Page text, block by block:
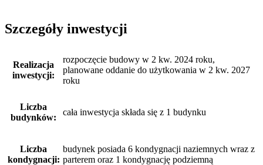
Szczegóły inwestycji
Realizacja
inwestycji:
rozpoczęcie budowy w 2 kw. 2024 roku,
planowane oddanie do użytkowania w 2 kw. 2027
roku
Liczba
budynków:
cała inwestycja składa się z 1 budynku
Liczba
kondygnacji:
budynek posiada 6 kondygnacji naziemnych wraz z
parterem oraz 1 kondygnację podziemną